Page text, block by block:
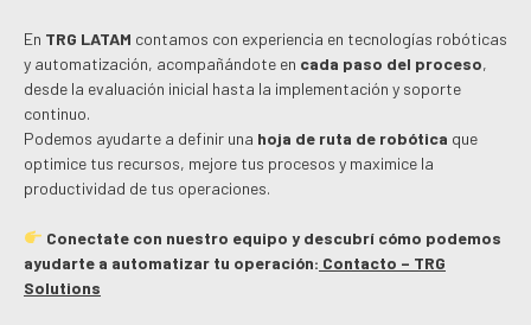
En TRG LATAM contamos con experiencia en tecnologías robóticas
y automatización, acompañándote en cada paso del proceso,
desde la evaluación inicial hasta la implementación y soporte
continuo.
Podemos ayudarte a definir una hoja de ruta de robótica que
optimice tus recursos, mejore tus procesos y maximice la
productividad de tus operaciones.
Conectate con nuestro equipo y descubrí cómo podemos
ayudarte a automatizar tu operación: Contacto – TRG
Solutions